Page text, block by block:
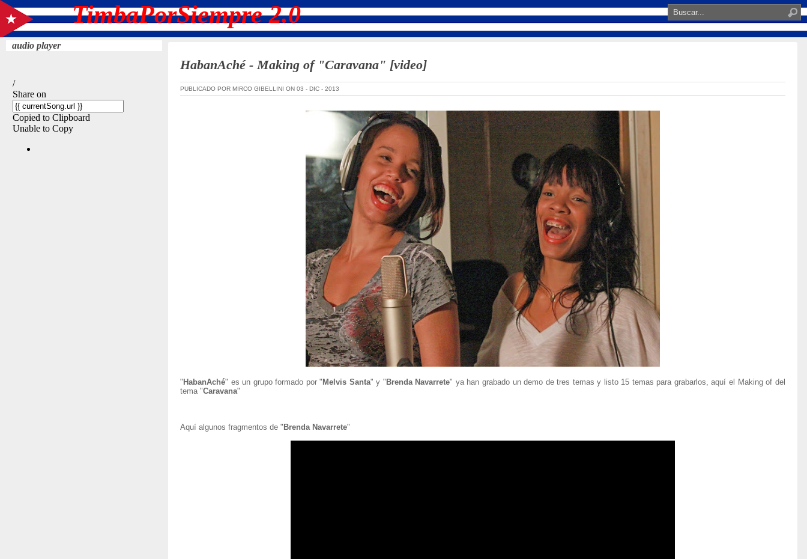
TimbaPorSiempre 2.0
audio player
HabanAché - Making of "Caravana" [video]
PUBLICADO POR MIRCO GIBELLINI ON 03 - DIC - 2013
" HabanAché" es un grupo formado por " Melvis Santa" y " Brenda Navarrete" ya han grabado un demo de tres temas y listo 15 temas para grabarlos, aquí el Making of del
tema "Caravana"
Aquí algunos fragmentos de " Brenda Navarrete"